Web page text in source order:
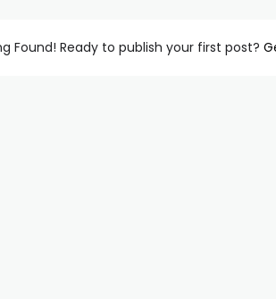
Found! Ready to publish your first post?